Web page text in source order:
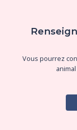
Vous pourrez